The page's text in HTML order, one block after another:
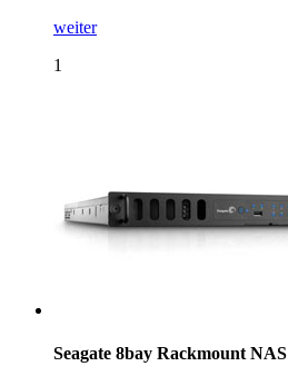
weiter
1
Seagate 8bay Rackmount NAS